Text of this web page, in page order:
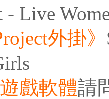
- Live
外掛》
戲軟體請